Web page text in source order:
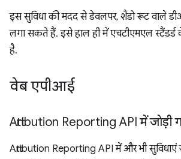
इस सुविधा की मदद से डेवलपर, शैडो रूट वाले
लगा सकते हैं. इसे हाल ही में एचटीएमएल स्टैंडर्ड
है.
वेब एपीआई
Attribution Reporting API में जोड़ी
Attribution Reporting API में और भी सुविधाएं